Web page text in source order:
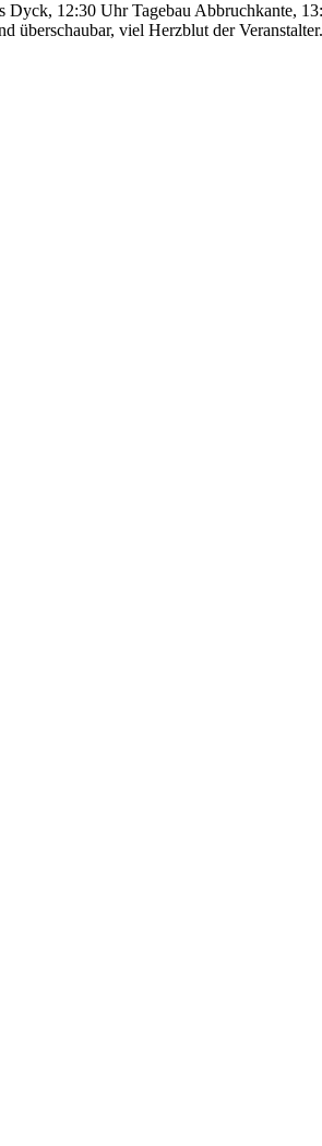
12:30 Uhr Tagebau Abbruchkante,
überschaubar, viel Herzblut der Veranstalter.